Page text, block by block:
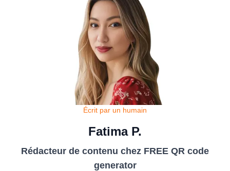
Écrit par un humain
Fatima P.
Rédacteur de contenu chez FREE QR code
generator